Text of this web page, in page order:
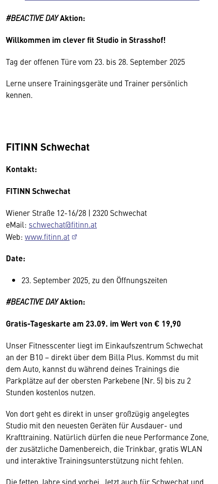
#BEACTIVE DAYAktion:
Willkommen im clever fit Studio in Strasshof!
Tag der offenen Türe vom 23. bis 28. September 2025
Lerne unsere Trainingsgeräte und Trainer persönlich
kennen.
FITINN Schwechat
Kontakt:
FITINN Schwechat
Wiener Straße 12-16/28 | 2320 Schwechat
eMail: schwechat@fitinn.at
Web: www.fitinn.at
Date:
23. September 2025, zu den Öffnungszeiten
#BEACTIVE DAYAktion:
Gratis-Tageskarte am 23.09. im Wert von € 19,90
Unser Fitnesscenter liegt im Einkaufszentrum Schwechat
an der B10 – direkt über dem Billa Plus. Kommst du mit
dem Auto, kannst du während deines Trainings die
Parkplätze auf der obersten Parkebene (Nr. 5) bis zu 2
Stunden kostenlos nutzen.
Von dort geht es direkt in unser großzügig angelegtes
Studio mit den neuesten Geräten für Ausdauer- und
Krafttraining. Natürlich dürfen die neue Performance Zone,
der zusätzliche Damenbereich, die Trinkbar, gratis WLAN
und interaktive Trainingsunterstützung nicht fehlen.
Die fetten Jahre sind vorbei. Jetzt auch für Schwechat und